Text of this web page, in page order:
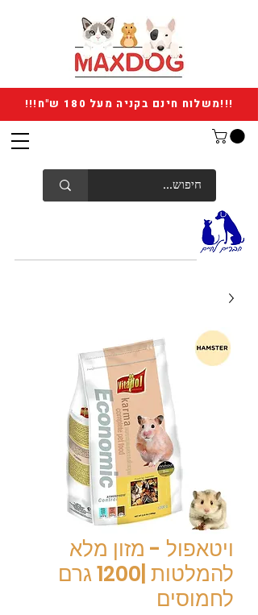
!!!משלוח חינם בקניה מעל 180 ש"ח!!!
ויטאפול - מזון מלא
להמלטות |1200 גרם
לחמוסים